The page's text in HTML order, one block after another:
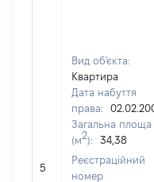
5
Вид об'єкта:
Квартира
Дата набуття
права:
Загальна площа
(м2):
34,38
Реєстраційний
номер